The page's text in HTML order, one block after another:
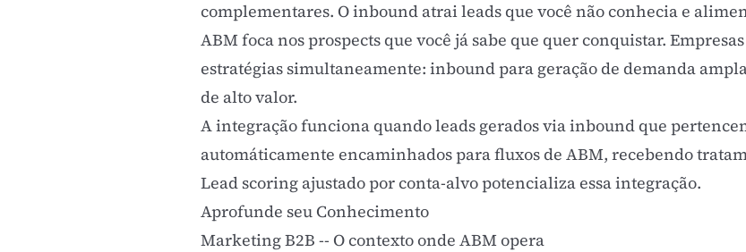
complementares. O inbound atrai leads que você não conhecia e
ABM foca nos prospects que você já sabe que quer conquistar.
estratégias simultaneamente: inbound para geração de demanda
de alto valor.
A integração funciona quando leads gerados via inbound que
automáticamente encaminhados para fluxos de ABM, recebendo
Lead scoring ajustado por conta-alvo potencializa essa integração.
Aprofunde seu Conhecimento
Marketing B2B -- O contexto onde ABM opera